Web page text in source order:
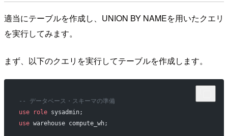
適当にテーブルを作成し、UNION BY NAMEを用いたクエリ
を実行してみます。
まず、以下のクエリを実行してテーブルを作成します。
-- データベース・スキーマの準備
use role sysadmin;
use warehouse compute_wh;